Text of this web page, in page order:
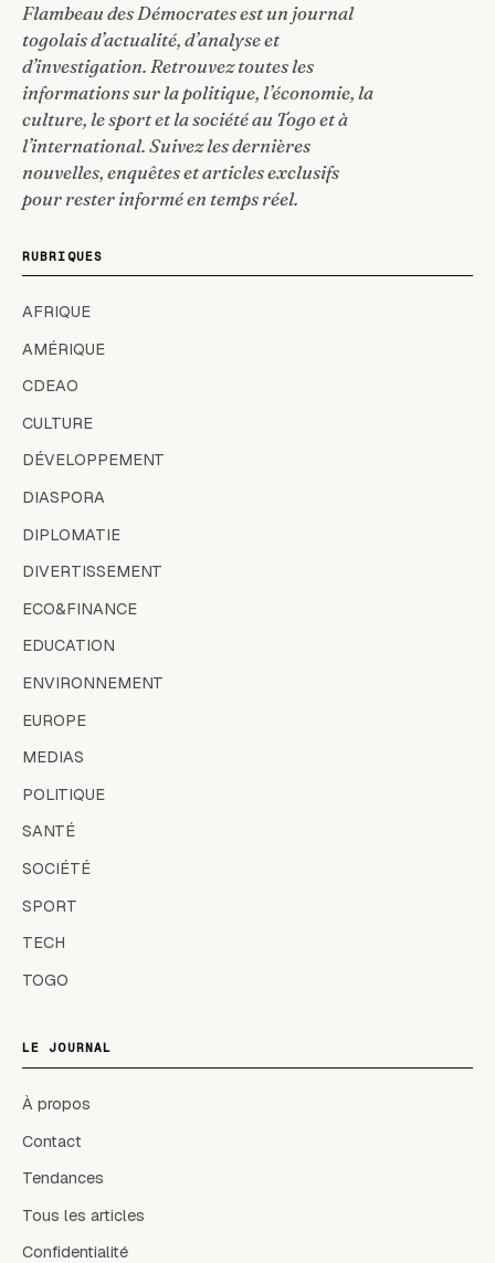
Flambeau des Démocrates est un journal
togolais d’actualité, d’analyse et
d’investigation. Retrouvez toutes les
informations sur la politique, l’économie, la
culture, le sport et la société au Togo et à
l’international. Suivez les dernières
nouvelles, enquêtes et articles exclusifs
pour rester informé en temps réel.
RUBRIQUES
AFRIQUE
AMÉRIQUE
CDEAO
CULTURE
DÉVELOPPEMENT
DIASPORA
DIPLOMATIE
DIVERTISSEMENT
ECO&FINANCE
EDUCATION
ENVIRONNEMENT
EUROPE
MEDIAS
POLITIQUE
SANTÉ
SOCIÉTÉ
SPORT
TECH
TOGO
LE JOURNAL
À propos
Contact
Tendances
Tous les articles
Confidentialité